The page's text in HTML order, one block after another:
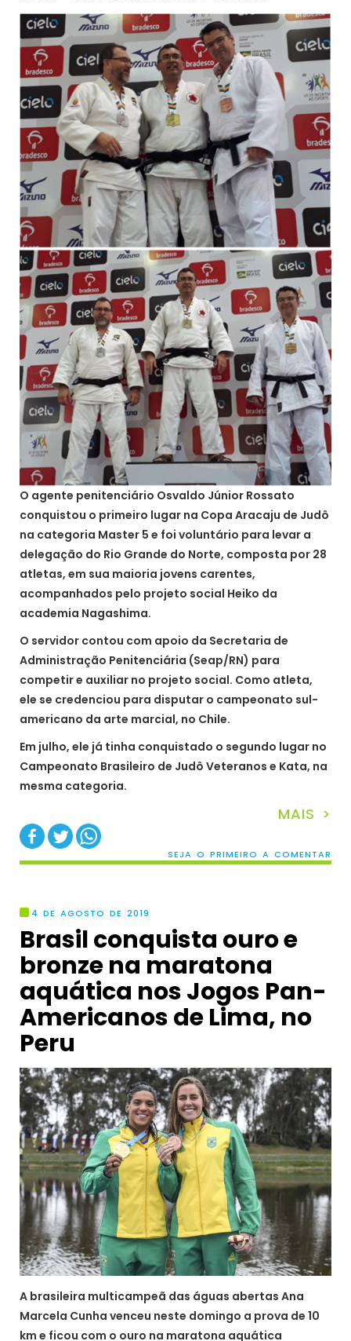
O agente penitenciário Osvaldo Júnior Rossato
conquistou o primeiro lugar na Copa Aracaju de Judô
na categoria Master 5 e foi voluntário para levar a
delegação do Rio Grande do Norte, composta por 28
atletas, em sua maioria jovens carentes,
acompanhados pelo projeto social Heiko da
academia Nagashima.
O servidor contou com apoio da Secretaria de
Administração Penitenciária (Seap/RN) para
competir e auxiliar no projeto social. Como atleta,
ele se credenciou para disputar o campeonato sul-
americano da arte marcial, no Chile.
Em julho, ele já tinha conquistado o segundo lugar no
Campeonato Brasileiro de Judô Veteranos e Kata, na
mesma categoria.
MAIS >
SEJA O PRIMEIRO A COMENTAR
4 DE AGOSTO DE 2019
Brasil conquista ouro e
bronze na maratona
aquática nos Jogos Pan-
Americanos de Lima, no
Peru
A brasileira multicampeã das águas abertas Ana
Marcela Cunha venceu neste domingo a prova de 10
km e ficou com o ouro na maratona aquática